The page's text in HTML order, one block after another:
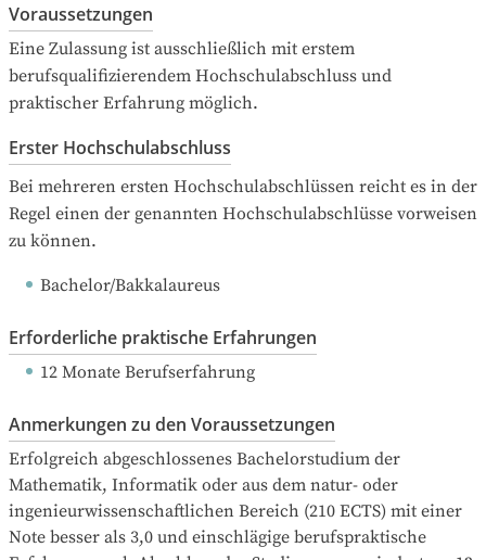
Voraussetzungen
Eine Zulassung ist ausschließlich mit erstem
berufsqualifizierendem Hochschulabschluss und
praktischer Erfahrung möglich.
Erster Hochschulabschluss
Bei mehreren ersten Hochschulabschlüssen reicht es in der
Regel einen der genannten Hochschulabschlüsse vorweisen
zu können.
Bachelor/Bakkalaureus
Erforderliche praktische Erfahrungen
12 Monate Berufserfahrung
Anmerkungen zu den Voraussetzungen
Erfolgreich abgeschlossenes Bachelorstudium der
Mathematik, Informatik oder aus dem natur- oder
ingenieurwissenschaftlichen Bereich (210 ECTS) mit einer
Note besser als 3,0 und einschlägige berufspraktische